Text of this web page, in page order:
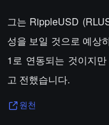
그는 RippleUSD
성을 보일 것으로 예상
1로 연동되는 것이지
고 전했습니다.
원천